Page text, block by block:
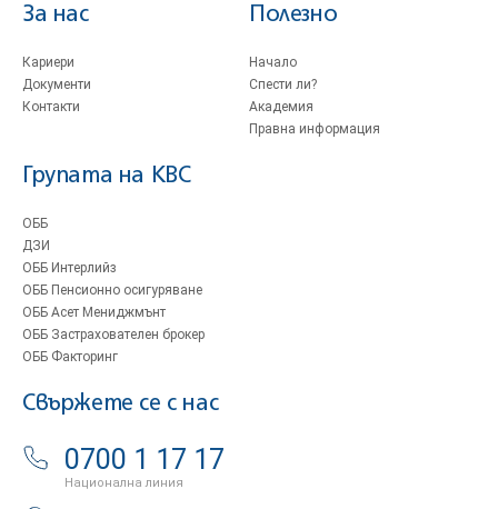
За нас
Кариери
Документи
Контакти
Полезно
Начало
Спести ли?
Академия
Правна информация
Групата на KBC
ОББ
ДЗИ
ОББ Интерлийз
ОББ Пенсионно осигуряване
ОББ Асет Мениджмънт
ОББ Застрахователен брокер
ОББ Факторинг
Свържете се с нас
0700 1 17 17
Национална линия